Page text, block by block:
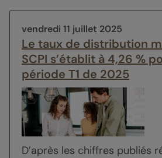
vendredi 11 juillet 2025
Le taux de distribution
SCPI s’établit à 4,26 %
période T1 de 2025
D’après les chiffres publiés